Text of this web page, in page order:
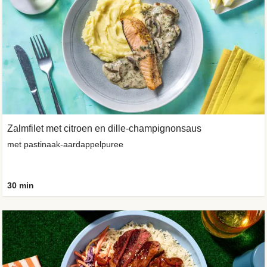
Zalmfilet met citroen en dille-champignonsaus
met pastinaak-aardappelpuree
30 min